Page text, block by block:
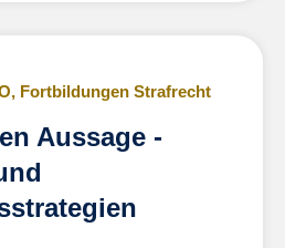
, Fortbildungen Strafrecht
Aussage -